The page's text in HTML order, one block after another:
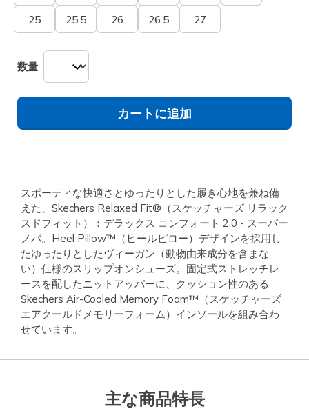
25 25.5 26 26.5 27
数量
カートに追加
スポーティな快適さとゆったりとした履き心地を兼ね備
えた、Skechers Relaxed Fit®（スケッチャーズ リラック
スドフィット）：デラックス コンフォート 2.0 - スーパー
ノバ。Heel Pillow™（ヒールピロー）デザインを採用し
たゆったりとしたヴィーガン（動物由来成分を含まな
い）仕様のスリップオンシューズ。固定式ストレッチレ
ースを配したニットアッパーに、クッション性のある
Skechers Air-Cooled Memory Foam™（スケッチャーズ
エアクールドメモリーフォーム）インソールを組み合わ
せています。
主な商品特長